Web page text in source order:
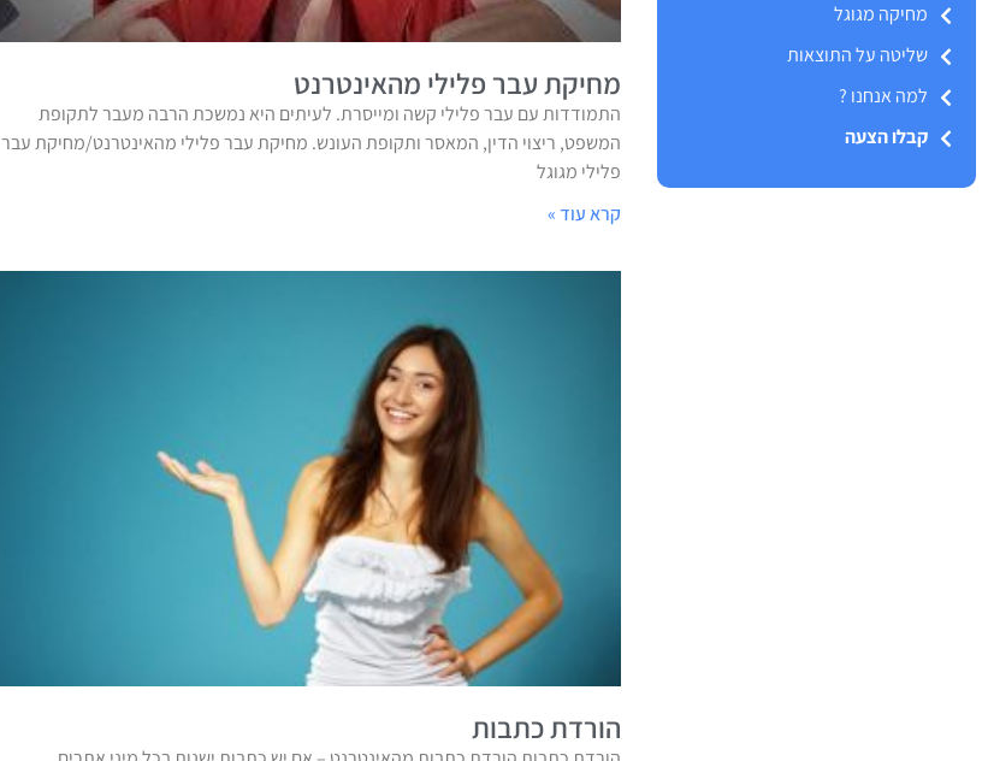
מחיקה מגוגל
שליטה על התוצאות
למה אנחנו ?
קבלו הצעה
מחיקת עבר פלילי מהאינטרנט
התמודדות עם עבר פלילי קשה ומייסרת. לעיתים היא נמשכת הרבה מעבר לתקופת
המשפט, ריצוי הדין, המאסר ותקופת העונש. מחיקת עבר פלילי מהאינטרנט/מחיקת עבר
פלילי מגוגל
קרא עוד »
הורדת כתבות